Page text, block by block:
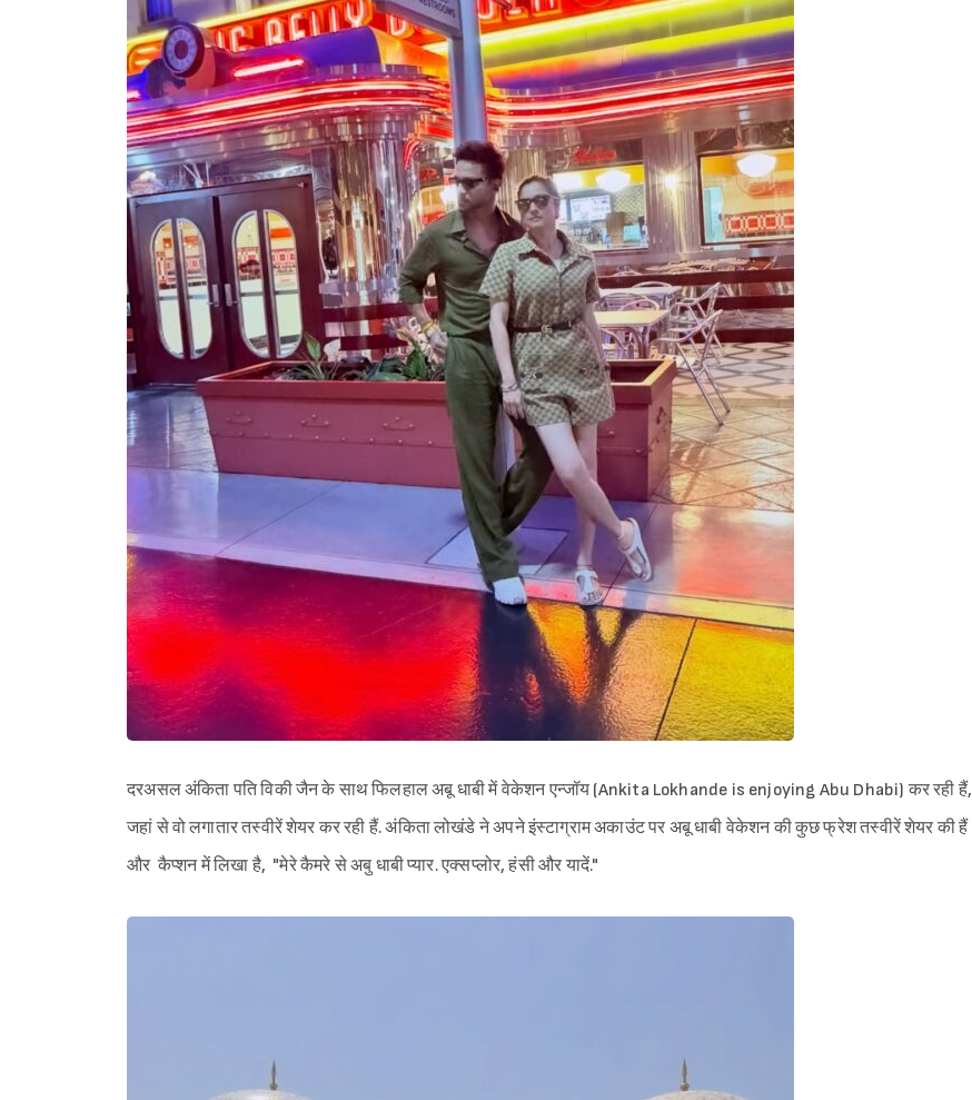
दरअसल अंकिता पति विकी जैन के साथ फिलहाल अबू धाबी में वेकेशन एन्जॉय (Ankita Lokhande is enjoying Abu Dhabi) कर रही हैं,
जहां से वो लगातार तस्वीरें शेयर कर रही हैं. अंकिता लोखंडे ने अपने इंस्टाग्राम अकाउंट पर अबू धाबी वेकेशन की कुछ फ्रेश तस्वीरें शेयर की हैं
और कैप्शन में लिखा है, "मेरे कैमरे से अबु धाबी प्यार. एक्सप्लोर, हंसी और यादें."